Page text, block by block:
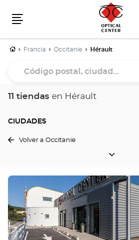
InicioFrancia Occitanie Hérault
11 tiendas en Hérault
CIUDADES
CIUDADES
Volver a Occitanie
Pulse
ENTER
para
obtener
más
información